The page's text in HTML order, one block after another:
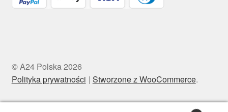
© A24 Polska 2026
Polityka prywatności
Stworzone z WooCommerce.